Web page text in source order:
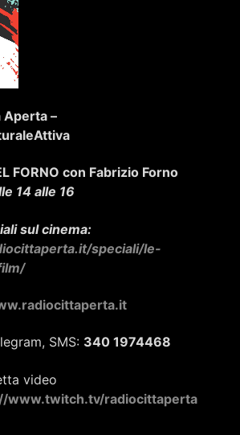
Aperta –
FORNO con Fabrizio Forno
14 alle 16
sul cinema:
speciali/le-
SMS: 340 1974468
video
www.twitch.tv/radiocittaperta